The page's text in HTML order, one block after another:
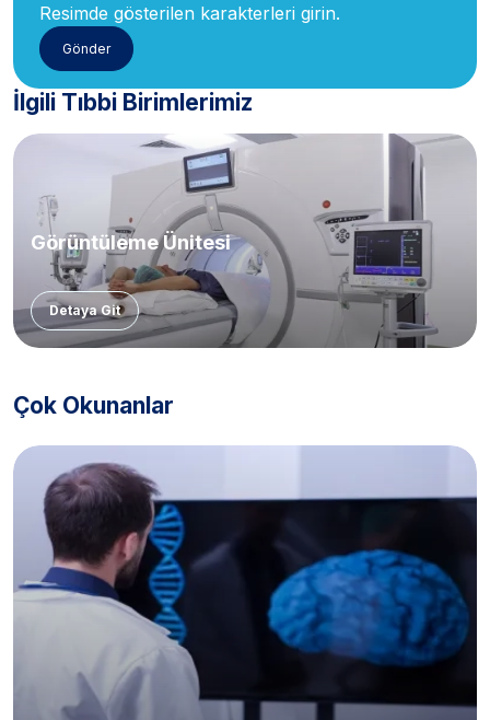
Resimde gösterilen karakterleri girin.
İlgili Tıbbi Birimlerimiz
Görüntüleme Ünitesi
Detaya Git
Çok Okunanlar